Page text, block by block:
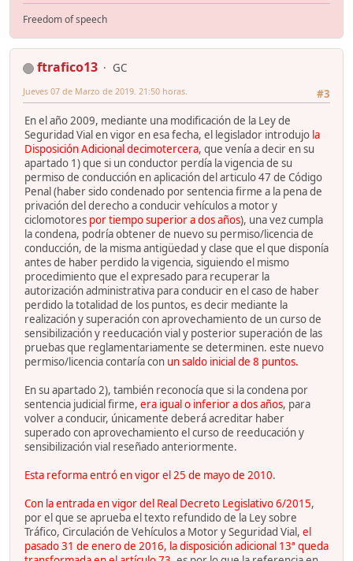
Freedom of speech
ftrafico13
GC
#3
Jueves 07 de Marzo de 2019. 21:50 horas.
En el año 2009, mediante una modificación de la Ley de
Seguridad Vial en vigor en esa fecha, el legislador introdujo la
Disposición Adicional decimotercera, que venía a decir en su
apartado 1) que si un conductor perdía la vigencia de su
permiso de conducción en aplicación del articulo 47 de Código
Penal (haber sido condenado por sentencia firme a la pena de
privación del derecho a conducir vehículos a motor y
ciclomotores por tiempo superior a dos años), una vez cumpla
la condena, podría obtener de nuevo su permiso/licencia de
conducción, de la misma antigüedad y clase que el que disponía
antes de haber perdido la vigencia, siguiendo el mismo
procedimiento que el expresado para recuperar la
autorización administrativa para conducir en el caso de haber
perdido la totalidad de los puntos, es decir mediante la
realización y superación con aprovechamiento de un curso de
sensibilización y reeducación vial y posterior superación de las
pruebas que reglamentariamente se determinen. este nuevo
permiso/licencia contaría con un saldo inicial de 8 puntos.
En su apartado 2), también reconocía que si la condena por
sentencia judicial firme, era igual o inferior a dos años, para
volver a conducir, únicamente deberá acreditar haber
superado con aprovechamiento el curso de reeducación y
sensibilización vial reseñado anteriormente.
Esta reforma entró en vigor el 25 de mayo de 2010.
Con la entrada en vigor del Real Decreto Legislativo 6/2015,
por el que se aprueba el texto refundido de la Ley sobre
Tráfico, Circulación de Vehículos a Motor y Seguridad Vial, el
pasado 31 de enero de 2016, la disposición adicional 13ª queda